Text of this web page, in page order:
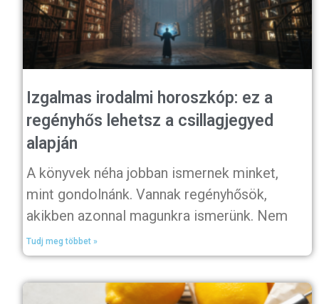
Izgalmas irodalmi horoszkóp: ez a
regényhős lehetsz a csillagjegyed
alapján
A könyvek néha jobban ismernek minket,
mint gondolnánk. Vannak regényhősök,
akikben azonnal magunkra ismerünk. Nem
Tudj meg többet »